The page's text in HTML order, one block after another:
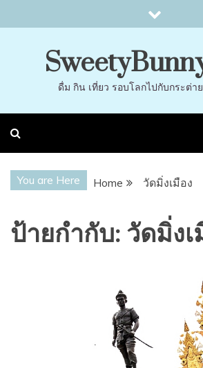
to
ดื่ม กิน เที่ยว รอบโลกไปกับกระต่า
You are Here Home วัดมิ่งเมือง
ป้ายกำกับ: วัดมิ่งเ